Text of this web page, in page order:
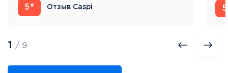
5 Отзыв Caspi 5
1 / 9